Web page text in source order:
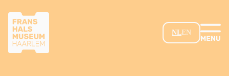
GA NAAR HOOFDINHOUD
NLEN